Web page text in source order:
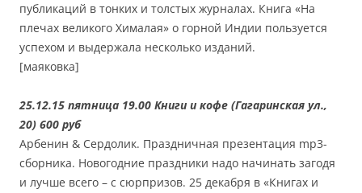
публикаций в тонких и толстых журналах. Книга «На
плечах великого Хималая» о горной Индии пользуется
успехом и выдержала несколько изданий.
[маяковка]
25.12.15 пятница 19.00 Книги и кофе (Гагаринская ул.,
20) 600 руб
Арбенин & Сердолик. Праздничная презентация mp3-
сборника. Новогодние праздники надо начинать загодя
и лучше всего – с сюрпризов. 25 декабря в «Книгах и